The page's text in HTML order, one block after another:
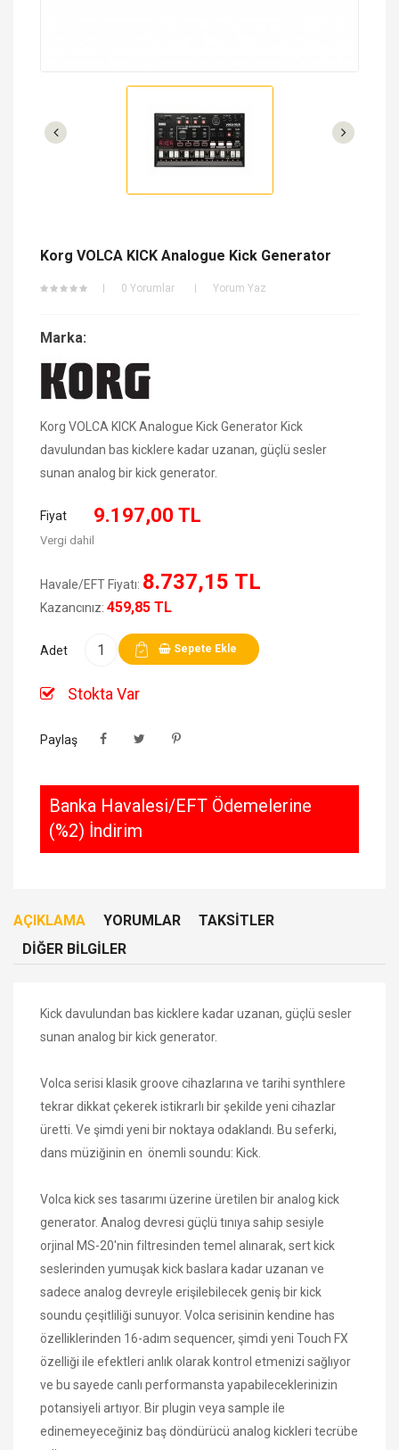
Korg VOLCA KICK Analogue Kick Generator
0 Yorumlar Yorum Yaz
Marka:
Korg VOLCA KICK Analogue Kick Generator Kick
davulundan bas kicklere kadar uzanan, güçlü sesler
sunan analog bir kick generator.
Fiyat 9.197,00 TL
Vergi dahil
Havale/EFT Fiyatı: 8.737,15 TL
Kazancınız: 459,85 TL
Adet Sepete Ekle
Stokta Var
Paylaş
Banka Havalesi/EFT Ödemelerine
(%2) İndirim
AÇIKLAMA YORUMLAR
TAKSITLER
DIĞER BILGILER
Kick davulundan bas kicklere kadar uzanan, güçlü sesler
sunan analog bir kick generator.
Volca serisi klasik groove cihazlarına ve tarihi synthlere
tekrar dikkat çekerek istikrarlı bir şekilde yeni cihazlar
üretti. Ve şimdi yeni bir noktaya odaklandı. Bu seferki,
dans müziğinin en önemli soundu: Kick.
Volca kick ses tasarımı üzerine üretilen bir analog kick
generator. Analog devresi güçlü tınıya sahip sesiyle
orjinal MS-20'nin filtresinden temel alınarak, sert kick
seslerinden yumuşak kick baslara kadar uzanan ve
sadece analog devreyle erişilebilecek geniş bir kick
soundu çeşitliliği sunuyor. Volca serisinin kendine has
özelliklerinden 16-adım sequencer, şimdi yeni Touch FX
özelliği ile efektleri anlık olarak kontrol etmenizi sağlıyor
ve bu sayede canlı performansta yapabileceklerinizin
potansiyeli artıyor. Bir plugin veya sample ile
edinemeyeceğiniz baş döndürücü analog kickleri tecrübe